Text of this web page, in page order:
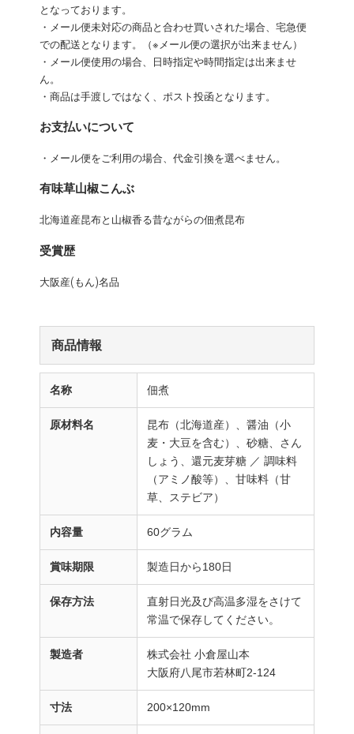
となっております。
・メール便未対応の商品と合わせ買いされた場合、宅急便
での配送となります。（※メール便の選択が出来ません）
・メール便使用の場合、日時指定や時間指定は出来ませ
ん。
・商品は手渡しではなく、ポスト投函となります。
お支払いについて
・メール便をご利用の場合、代金引換を選べません。
有味草山椒こんぶ
北海道産昆布と山椒香る昔ながらの佃煮昆布
受賞歴
大阪産(もん)名品
商品情報
名称 佃煮
原材料名
昆布（北海道産）、醤油（小
麦・大豆を含む）、砂糖、さん
しょう、還元麦芽糖 ／ 調味料
（アミノ酸等）、甘味料（甘
草、ステビア）
内容量 60グラム
賞味期限 製造日から180日
保存方法
直射日光及び高温多湿をさけて
常温で保存してください。
製造者
株式会社 小倉屋山本
大阪府八尾市若林町2-124
寸法 200×120mm